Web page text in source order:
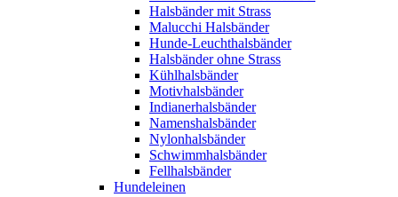
Halsbänder mit Strass
Malucchi Halsbänder
Hunde-Leuchthalsbänder
Halsbänder ohne Strass
Kühlhalsbänder
Motivhalsbänder
Indianerhalsbänder
Namenshalsbänder
Nylonhalsbänder
Schwimmhalsbänder
Fellhalsbänder
Hundeleinen